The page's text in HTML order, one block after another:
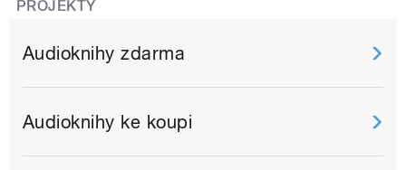
PROJEKTY
Audioknihy zdarma
Audioknihy ke koupi